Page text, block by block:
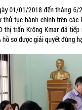
01/01/2018 đến tháng 6/
thủ tục hành chính trên các
thị trấn Krông Kmar đã
hồ sơ được giải quyết đúng